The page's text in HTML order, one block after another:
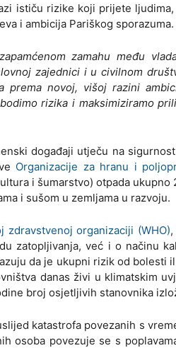
ističu rizike koji prijete
i ambicija Pariškog sporazuma.
zamahu među
zajednici i u civilnom
prema novoj, višoj razini
rizika i maksimiziramo
događaji utječu na
Organizacije za hranu i
i šumarstvo) otpada
i sušom u zemljama u razvoju.
zdravstvenoj organizaciji (WHO)
zatopljivanja, već i o načinu
da je ukupni rizik od bolesti
danas živi u klimatskim
broj osjetljivih stanovnika
katastrofa povezanih s
osoba povezuje se s